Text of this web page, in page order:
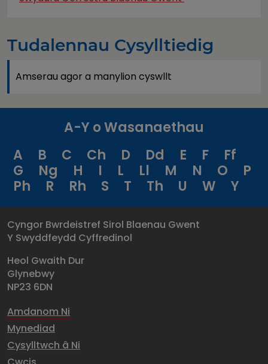
Tudalennau Cysylltiedig
Amserau agor a manylion cyswllt
A-Y o Wasanaethau
A
B C Ch D Dd E F
Ff
G
Ng H I L Ll M N O
P
Ph
R Rh S T Th U W Y
Cyngor Bwrdeistref Sirol Blaenau Gwent
Y Swyddfeydd Cyffredinol
Heol Gwaith Dur
Glynebwy
NP23 6DN
Amdanom Ni
Mynediad
Cysylltwch â Ni